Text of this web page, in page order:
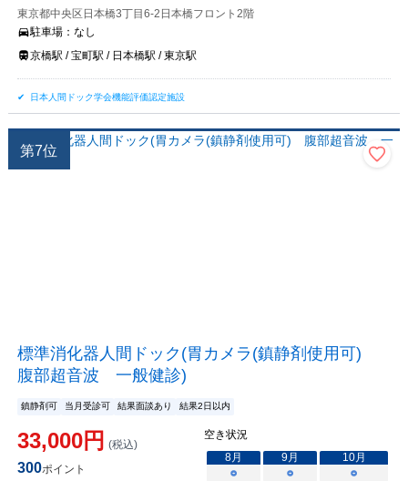
東京都中央区日本橋3丁目6-2日本橋フロント2階
駐車場： なし
京橋駅 / 宝町駅 / 日本橋駅 / 東京駅
日本人間ドック学会機能評価認定施設
第7位
標準消化器人間ドック(胃カメラ(鎮静剤使用可)
腹部超音波 一般健診)
鎮静剤可 当月受診可 結果面談あり 結果2日以内
33,000円 (税込)
300ポイント
空き状況
8月 9月 10月
○
○ ○